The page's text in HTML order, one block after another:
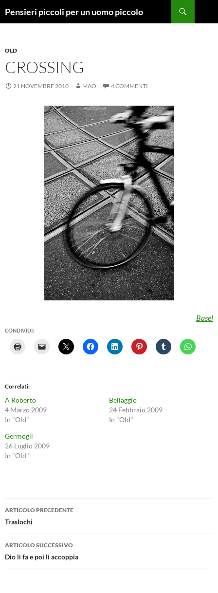
Pensieri piccoli per un uomo piccolo
OLD
CROSSING
21 NOVEMBRE 2010 MAO 4 COMMENTI
Basel
CONDIVIDI:
Correlati
A Roberto
4 Marzo 2009
In "Old"
Bellaggio
24 Febbraio 2009
In "Old"
Germogli
26 Luglio 2009
In "Old"
Navigazione
articolo
ARTICOLO PRECEDENTE
Traslochi
ARTICOLO SUCCESSIVO
Dio li fa e poi li accoppia